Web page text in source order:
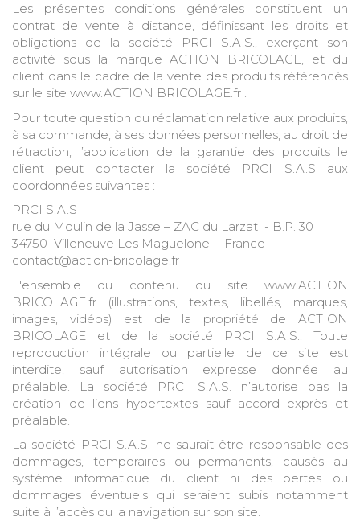
Les présentes conditions générales constituent un
contrat de vente à distance, définissant les droits et
obligations de la société PRCI S.A.S., exerçant son
activité sous la marque ACTION BRICOLAGE, et du
client dans le cadre de la vente des produits référencés
sur le site www.ACTION BRICOLAGE.fr .
Pour toute question ou réclamation relative aux produits,
à sa commande, à ses données personnelles, au droit de
rétraction, l’application de la garantie des produits le
client peut contacter la société PRCI S.A.S aux
coordonnées suivantes :
PRCI S.A.S
rue du Moulin de la Jasse – ZAC du Larzat - B.P. 30
34750 Villeneuve Les Maguelone - France
contact@action-bricolage.fr
L'ensemble du contenu du site www.ACTION
BRICOLAGE.fr (illustrations, textes, libellés, marques,
images, vidéos) est de la propriété de ACTION
BRICOLAGE et de la société PRCI S.A.S.. Toute
reproduction intégrale ou partielle de ce site est
interdite, sauf autorisation expresse donnée au
préalable. La société PRCI S.A.S. n’autorise pas la
création de liens hypertextes sauf accord exprès et
préalable.
La société PRCI S.A.S. ne saurait être responsable des
dommages, temporaires ou permanents, causés au
système informatique du client ni des pertes ou
dommages éventuels qui seraient subis notamment
suite à l’accès ou la navigation sur son site.